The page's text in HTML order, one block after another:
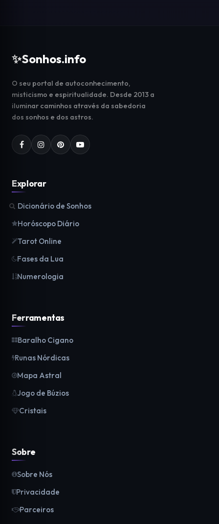
✨Sonhos.info
O seu portal de autoconhecimento,
misticismo e espiritualidade. Desde 2013 a
iluminar caminhos através da sabedoria
dos sonhos e dos astros.
Explorar
Dicionário de Sonhos
Horóscopo Diário
Tarot Online
Fases da Lua
Numerologia
Ferramentas
Baralho Cigano
Runas Nórdicas
Mapa Astral
Jogo de Búzios
Cristais
Sobre
Sobre Nós
Privacidade
Parceiros